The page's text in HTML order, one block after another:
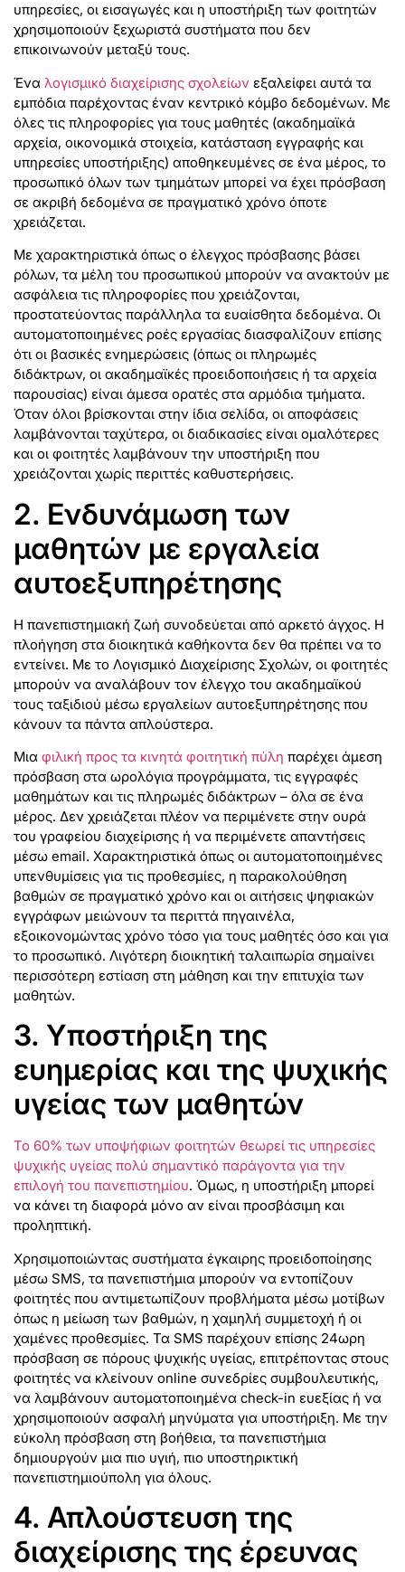
υπηρεσίες, οι εισαγωγές και η υποστήριξη των φοιτητών
χρησιμοποιούν ξεχωριστά συστήματα που δεν
επικοινωνούν μεταξύ τους.
Ένα λογισμικό διαχείρισης σχολείων εξαλείφει αυτά τα
εμπόδια παρέχοντας έναν κεντρικό κόμβο δεδομένων. Με
όλες τις πληροφορίες για τους μαθητές (ακαδημαϊκά
αρχεία, οικονομικά στοιχεία, κατάσταση εγγραφής και
υπηρεσίες υποστήριξης) αποθηκευμένες σε ένα μέρος, το
προσωπικό όλων των τμημάτων μπορεί να έχει πρόσβαση
σε ακριβή δεδομένα σε πραγματικό χρόνο όποτε
χρειάζεται.
Με χαρακτηριστικά όπως ο έλεγχος πρόσβασης βάσει
ρόλων, τα μέλη του προσωπικού μπορούν να ανακτούν με
ασφάλεια τις πληροφορίες που χρειάζονται,
προστατεύοντας παράλληλα τα ευαίσθητα δεδομένα. Οι
αυτοματοποιημένες ροές εργασίας διασφαλίζουν επίσης
ότι οι βασικές ενημερώσεις (όπως οι πληρωμές
διδάκτρων, οι ακαδημαϊκές προειδοποιήσεις ή τα αρχεία
παρουσίας) είναι άμεσα ορατές στα αρμόδια τμήματα.
Όταν όλοι βρίσκονται στην ίδια σελίδα, οι αποφάσεις
λαμβάνονται ταχύτερα, οι διαδικασίες είναι ομαλότερες
και οι φοιτητές λαμβάνουν την υποστήριξη που
χρειάζονται χωρίς περιττές καθυστερήσεις.
2. Ενδυνάμωση των
μαθητών με εργαλεία
αυτοεξυπηρέτησης
Η πανεπιστημιακή ζωή συνοδεύεται από αρκετό άγχος. Η
πλοήγηση στα διοικητικά καθήκοντα δεν θα πρέπει να το
εντείνει. Με το Λογισμικό Διαχείρισης Σχολών, οι φοιτητές
μπορούν να αναλάβουν τον έλεγχο του ακαδημαϊκού
τους ταξιδιού μέσω εργαλείων αυτοεξυπηρέτησης που
κάνουν τα πάντα απλούστερα.
Μια φιλική προς τα κινητά φοιτητική πύλη παρέχει άμεση
πρόσβαση στα ωρολόγια προγράμματα, τις εγγραφές
μαθημάτων και τις πληρωμές διδάκτρων – όλα σε ένα
μέρος. Δεν χρειάζεται πλέον να περιμένετε στην ουρά
του γραφείου διαχείρισης ή να περιμένετε απαντήσεις
μέσω email. Χαρακτηριστικά όπως οι αυτοματοποιημένες
υπενθυμίσεις για τις προθεσμίες, η παρακολούθηση
βαθμών σε πραγματικό χρόνο και οι αιτήσεις ψηφιακών
εγγράφων μειώνουν τα περιττά πηγαινέλα,
εξοικονομώντας χρόνο τόσο για τους μαθητές όσο και για
το προσωπικό. Λιγότερη διοικητική ταλαιπωρία σημαίνει
περισσότερη εστίαση στη μάθηση και την επιτυχία των
μαθητών.
3. Υποστήριξη της
ευημερίας και της ψυχικής
υγείας των μαθητών
Το 60% των υποψήφιων φοιτητών θεωρεί τις υπηρεσίες
ψυχικής υγείας πολύ σημαντικό παράγοντα για την
επιλογή του πανεπιστημίου. Όμως, η υποστήριξη μπορεί
να κάνει τη διαφορά μόνο αν είναι προσβάσιμη και
προληπτική.
Χρησιμοποιώντας συστήματα έγκαιρης προειδοποίησης
μέσω SMS, τα πανεπιστήμια μπορούν να εντοπίζουν
φοιτητές που αντιμετωπίζουν προβλήματα μέσω μοτίβων
όπως η μείωση των βαθμών, η χαμηλή συμμετοχή ή οι
χαμένες προθεσμίες. Τα SMS παρέχουν επίσης 24ωρη
πρόσβαση σε πόρους ψυχικής υγείας, επιτρέποντας στους
φοιτητές να κλείνουν online συνεδρίες συμβουλευτικής,
να λαμβάνουν αυτοματοποιημένα check-in ευεξίας ή να
χρησιμοποιούν ασφαλή μηνύματα για υποστήριξη. Με την
εύκολη πρόσβαση στη βοήθεια, τα πανεπιστήμια
δημιουργούν μια πιο υγιή, πιο υποστηρικτική
πανεπιστημιούπολη για όλους.
4. Απλούστευση της
διαχείρισης της έρευνας